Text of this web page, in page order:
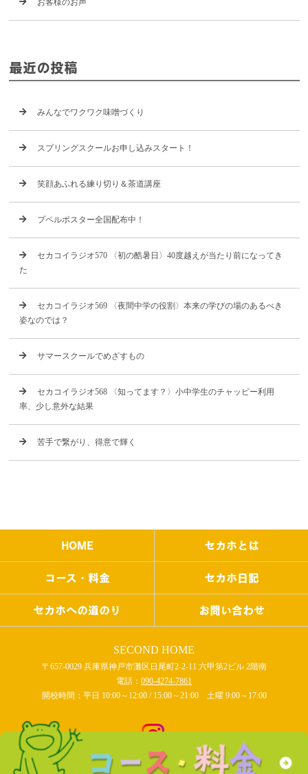
最近の投稿
みんなでワクワク味噌づくり
スプリングスクールお申し込みスタート！
笑顔あふれる練り切り＆茶道講座
プペルポスター全国配布中！
セカコイラジオ570 〈初の酷暑日〉40度越えが当たり前になってき
た
セカコイラジオ569 〈夜間中学の役割〉本来の学びの場のあるべき
姿なのでは？
サマースクールでめざすもの
セカコイラジオ568 〈知ってます？〉小中学生のチャッピー利用
率、少し意外な結果
苦手で繋がり、得意で輝く
HOME セカホとは
コース・料金 セカホ日記
セカホへの道のり お問い合わせ
SECOND HOME
〒657-0029 兵庫県神戸市灘区日尾町2-2-11 六甲第2ビル 2階南
電話： 090-4274-7861
開校時間：平日 10:00～12:00 / 15:00～21:00 土曜 9:00～17:00